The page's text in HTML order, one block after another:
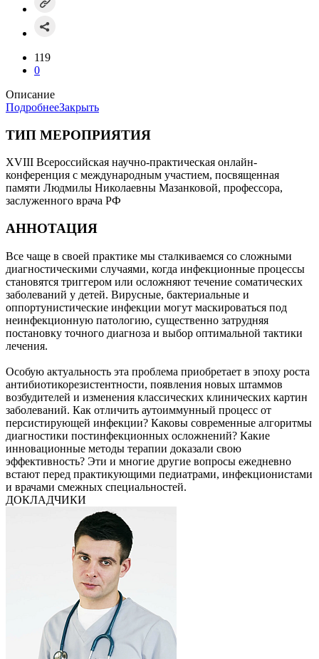
119
0
Описание
ПодробнееЗакрыть
ТИП МЕРОПРИЯТИЯ
XVIII Всероссийская научно-практическая онлайн-
конференция с международным участием, посвященная
памяти Людмилы Николаевны Мазанковой, профессора,
заслуженного врача РФ
АННОТАЦИЯ
Все чаще в своей практике мы сталкиваемся со сложными
диагностическими случаями, когда инфекционные процессы
становятся триггером или осложняют течение соматических
заболеваний у детей. Вирусные, бактериальные и
оппортунистические инфекции могут маскироваться под
неинфекционную патологию, существенно затрудняя
постановку точного диагноза и выбор оптимальной тактики
лечения.
Особую актуальность эта проблема приобретает в эпоху роста
антибиотикорезистентности, появления новых штаммов
возбудителей и изменения классических клинических картин
заболеваний. Как отличить аутоиммунный процесс от
персистирующей инфекции? Каковы современные алгоритмы
диагностики постинфекционных осложнений? Какие
инновационные методы терапии доказали свою
эффективность? Эти и многие другие вопросы ежедневно
встают перед практикующими педиатрами, инфекционистами
и врачами смежных специальностей.
ДОКЛАДЧИКИ